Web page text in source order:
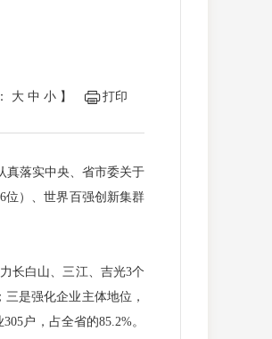
大 中 小 】 打印
落实中央、省市委关于
位）、世界百强创新集群
长白山、三江、吉光3个
是强化企业主体地位，
户，占全省的85.2%。